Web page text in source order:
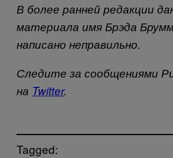
В более ранней редакции
материала имя Брэда
написано неправильно.
Следите за сообщениями
на Twitter.
Tagged: